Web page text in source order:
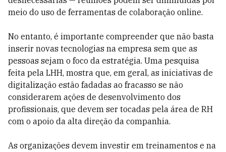
meio do uso de ferramentas de colaboração online.
No entanto, é importante compreender que não basta
inserir novas tecnologias na empresa sem que as
pessoas sejam o foco da estratégia. Uma pesquisa
feita pela LHH, mostra que, em geral, as iniciativas de
digitalização estão fadadas ao fracasso se não
considerarem ações de desenvolvimento dos
profissionais, que devem ser tocadas pela área de RH
com o apoio da alta direção da companhia.
As organizações devem investir em treinamentos e na